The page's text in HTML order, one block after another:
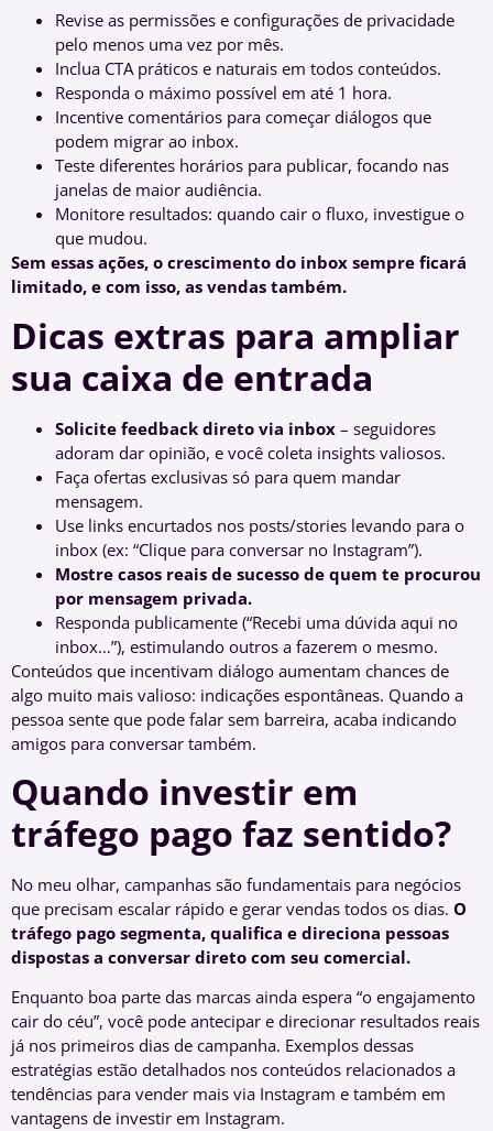
Revise as permissões e configurações de privacidade
pelo menos uma vez por mês.
Inclua CTA práticos e naturais em todos conteúdos.
Responda o máximo possível em até 1 hora.
Incentive comentários para começar diálogos que
podem migrar ao inbox.
Teste diferentes horários para publicar, focando nas
janelas de maior audiência.
Monitore resultados: quando cair o fluxo, investigue o
que mudou.
Sem essas ações, o crescimento do inbox sempre ficará
limitado, e com isso, as vendas também.
Dicas extras para ampliar
sua caixa de entrada
Solicite feedback direto via inbox – seguidores
adoram dar opinião, e você coleta insights valiosos.
Faça ofertas exclusivas só para quem mandar
mensagem.
Use links encurtados nos posts/stories levando para o
inbox (ex: “Clique para conversar no Instagram”).
Mostre casos reais de sucesso de quem te procurou
por mensagem privada.
Responda publicamente (“Recebi uma dúvida aqui no
inbox…”), estimulando outros a fazerem o mesmo.
Conteúdos que incentivam diálogo aumentam chances de
algo muito mais valioso: indicações espontâneas. Quando a
pessoa sente que pode falar sem barreira, acaba indicando
amigos para conversar também.
Quando investir em
tráfego pago faz sentido?
No meu olhar, campanhas são fundamentais para negócios
que precisam escalar rápido e gerar vendas todos os dias. O
tráfego pago segmenta, qualifica e direciona pessoas
dispostas a conversar direto com seu comercial.
Enquanto boa parte das marcas ainda espera “o engajamento
cair do céu”, você pode antecipar e direcionar resultados reais
já nos primeiros dias de campanha. Exemplos dessas
estratégias estão detalhados nos conteúdos relacionados a
tendências para vender mais via Instagram e também em
vantagens de investir em Instagram.